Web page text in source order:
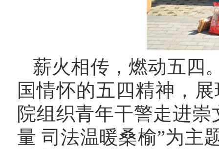
薪火相传，燃动五四
国情怀的五四精神，
院组织青年干警走进
量 司法温暖桑榆”为主